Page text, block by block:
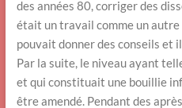
des années 80, corriger des
était un travail comme un autre
pouvait donner des conseils
Par la suite, le niveau ayant
et qui constituait une bouillie
être amendé. Pendant des